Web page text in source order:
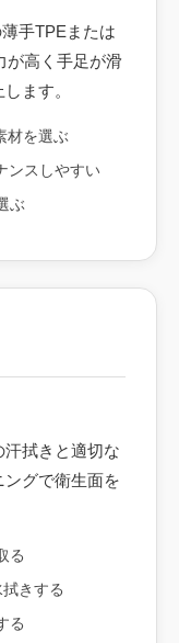
手TPEまたは
が高く手足が滑
ます。
材を選ぶ
ンスしやすい
ぶ
拭きと適切な
グで衛生面を
る
きする
る